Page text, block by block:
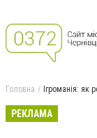
Головна Ігроманія: як
РЕКЛАМА